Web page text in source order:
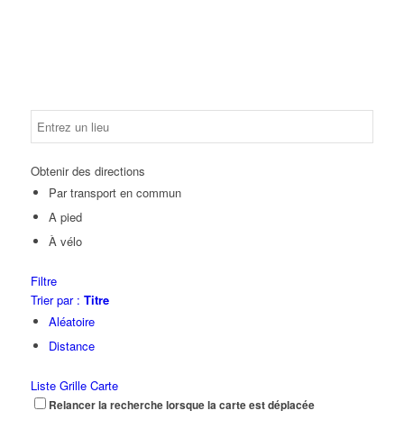
Obtenir des directions
Par transport en commun
A pied
À vélo
Filtre
Trier par : Titre
Aléatoire
Distance
Liste Grille Carte
Relancer la recherche lorsque la carte est déplacée